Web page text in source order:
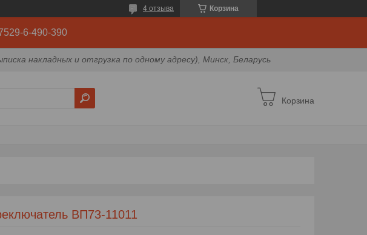
Корзина
4 отзыва
6-490-390
накладных и отгрузка по одному адресу), Минск, Беларусь
Корзина
ВП73-11011